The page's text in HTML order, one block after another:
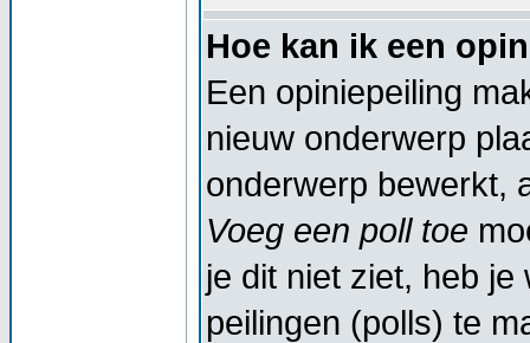
Hoe kan ik een
Een opiniepeiling
nieuw onderwerp
onderwerp bewerkt,
Voeg een poll toe
je dit niet ziet, heb
peilingen (polls) te